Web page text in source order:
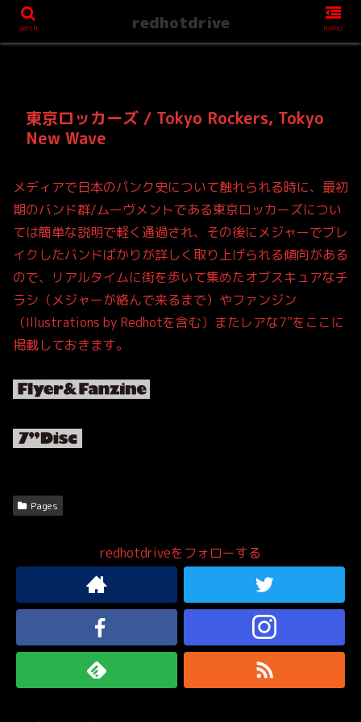
東京ロッカーズ / Tokyo Rockers, Tokyo
New Wave
メディアで日本のパンク史について触れられる時に、最初
期のバンド群/ムーヴメントである東京ロッカーズについ
ては簡単な説明で軽く通過され、その後にメジャーでブレ
イクしたバンドばかりが詳しく取り上げられる傾向がある
ので、リアルタイムに街を歩いて集めたオブスキュアなチ
ラシ（メジャーが絡んで来るまで）やファンジン
（Illustrations by Redhotを含む）またレアな7”をここに
掲載しておきます。
Pages
redhotdriveをフォローする
serch redhotdrive menu